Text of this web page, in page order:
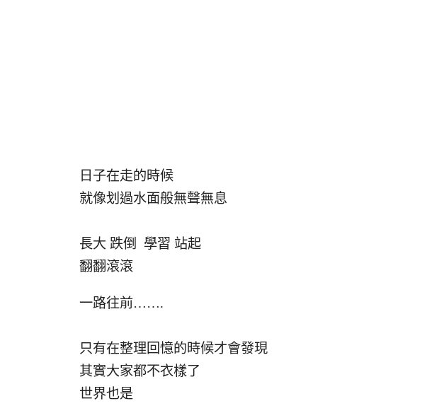
日子在走的時候
就像划過水面般無聲無息
長大 跌倒 學習 站起
翻翻滾滾
一路往前…….
只有在整理回憶的時候才會發現
其實大家都不衣樣了
世界也是